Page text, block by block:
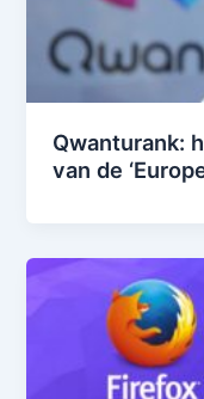
Qwanturank:
van de